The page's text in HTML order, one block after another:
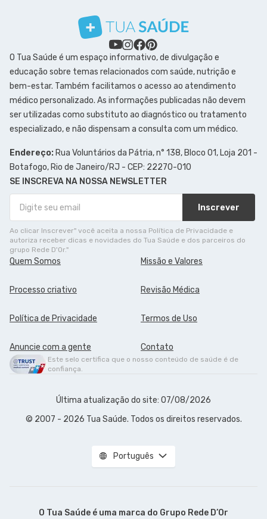
O Tua Saúde é um espaço informativo, de divulgação e
educação sobre temas relacionados com saúde, nutrição e
bem-estar. Também facilitamos o acesso ao atendimento
médico personalizado. As informações publicadas não devem
ser utilizadas como substituto ao diagnóstico ou tratamento
especializado, e não dispensam a consulta com um médico.
Endereço: Rua Voluntários da Pátria, n° 138, Bloco 01, Loja 201 -
Botafogo, Rio de Janeiro/RJ - CEP: 22270-010
SE INSCREVA NA NOSSA NEWSLETTER
Inscrever
Ao clicar Inscrever" você aceita a nossa Política de Privacidade e
autoriza receber dicas e novidades do Tua Saúde e dos parceiros do
grupo Rede D'Or."
Quem Somos Missão e Valores
Processo criativo Revisão Médica
Política de Privacidade Termos de Uso
Anuncie com a gente Contato
Este selo certifica que o nosso conteúdo de saúde é de
confiança.
Última atualização do site: 07/08/2026
© 2007 - 2026 Tua Saúde. Todos os direitos reservados.
Português
O Tua Saúde é uma marca do Grupo Rede D’Or